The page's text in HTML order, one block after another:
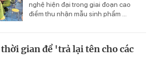
nghệ hiện đại trong giai đoạn cao
điểm thu nhận mẫu sinh phẩm ...
gian để 'trả lại tên cho các